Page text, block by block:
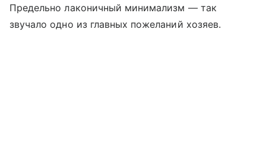
Предельно лаконичный минимализм — так
звучало одно из главных пожеланий хозяев.